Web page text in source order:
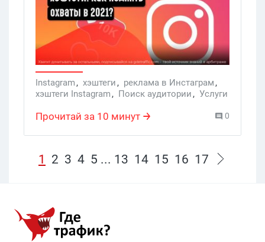
свои посты тем, кто не подписан на ваш
аккаунт. В 2021-м году часто говорят,
что хештеги перестали работать и уже
толку от них нет. Так ли это на самом
деле? Ответ внутри публикации.
Instagram, хэштеги, реклама в Инстаграм,
хэштеги Instagram, Поиск аудитории, Услуги
Прочитай за 10 минут 0
1 2 3 4 5 ... 13 14 15 16 17